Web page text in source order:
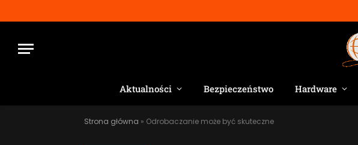
Aktualności Bezpieczeństwo Hardware
Strona główna » Odrobaczanie może być skuteczne